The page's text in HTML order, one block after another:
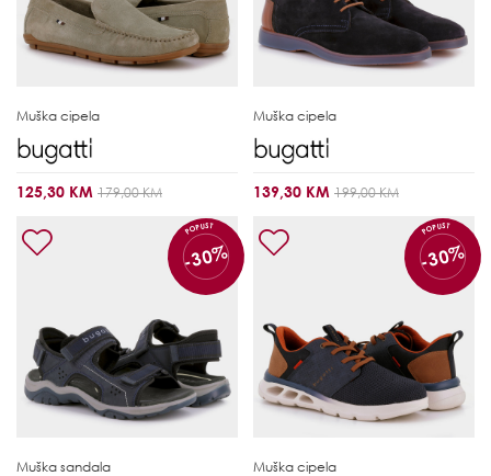
Muška cipela
125,30 KM 179,00 KM
Muška cipela
139,30 KM 199,00 KM
POPUST
-30%
Muška sandala
POPUST
-30%
Muška cipela